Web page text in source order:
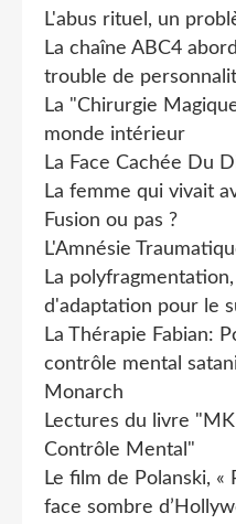
L'abus rituel, un
La chaîne ABC4
trouble de
La "Chirurgie
monde intérieur
La Face Cachée Du
La femme qui vivait
Fusion ou pas ?
L'Amnésie
La
d'adaptation pour le
La Thérapie Fabian:
contrôle mental
Monarch
Lectures du livre
Contrôle Mental"
Le film de Polanski, «
face sombre